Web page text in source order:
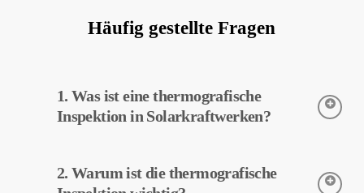
Häufig gestellte Fragen
1. Was ist eine thermografische
Inspektion in Solarkraftwerken?
der Temperaturen von Geräten in Solarkraftwerken. Diese
Inspektion ermöglicht eine frühzeitige Erkennung potenzieller
2. Warum ist die thermografische